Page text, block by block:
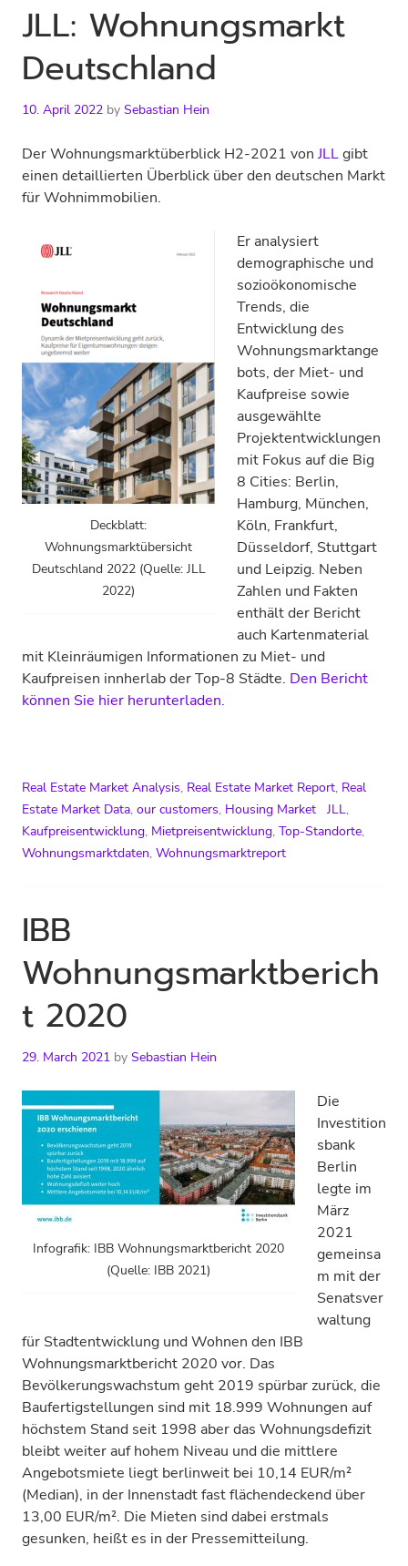
JLL: Wohnungsmarkt
Deutschland
10. April 2022 by Sebastian Hein
Der Wohnungsmarktüberblick H2-2021 vonJLLgibt
einen detaillierten Überblick über den deutschen Markt
für Wohnimmobilien.
Deckblatt:
Wohnungsmarktübersicht
Deutschland 2022 (Quelle: JLL
2022)
Er analysiert
demographische und
sozioökonomische
Trends, die
Entwicklung des
Wohnungsmarktange
bots, der Miet- und
Kaufpreise sowie
ausgewählte
Projektentwicklungen
mit Fokus auf die Big
8 Cities: Berlin,
Hamburg, München,
Köln, Frankfurt,
Düsseldorf, Stuttgart
und Leipzig. Neben
Zahlen und Fakten
enthält der Bericht
auch Kartenmaterial
mit Kleinräumigen Informationen zu Miet- und
Kaufpreisen innherlab der Top-8 Städte. Den Bericht
können Sie hier herunterladen.
Real Estate Market Analysis, Real Estate Market Report, Real
Estate Market Data, our customers, Housing Market JLL,
Kaufpreisentwicklung, Mietpreisentwicklung, Top-Standorte,
Wohnungsmarktdaten, Wohnungsmarktreport
IBB
Wohnungsmarktberich
t 2020
29. March 2021 by Sebastian Hein
Infografik: IBB Wohnungsmarktbericht 2020
(Quelle: IBB 2021)
Die
Investition
sbank
Berlin
legte im
März
2021
gemeinsa
m mit der
Senatsver
waltung
für Stadtentwicklung und Wohnen den IBB
Wohnungsmarktbericht 2020 vor. Das
Bevölkerungswachstum geht 2019 spürbar zurück, die
Baufertigstellungen sind mit 18.999 Wohnungen auf
höchstem Stand seit 1998 aber das Wohnungsdefizit
bleibt weiter auf hohem Niveau und die mittlere
Angebotsmiete liegt berlinweit bei 10,14 EUR/m²
(Median), in der Innenstadt fast flächendeckend über
13,00 EUR/m². Die Mieten sind dabei erstmals
gesunken, heißt es in der Pressemitteilung.